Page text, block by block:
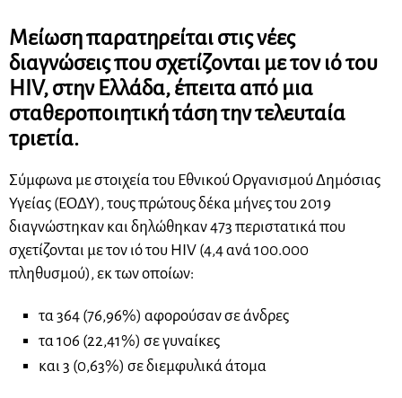
Μείωση παρατηρείται στις νέες
διαγνώσεις που σχετίζονται με τον ιό του
HIV, στην Ελλάδα, έπειτα από μια
σταθεροποιητική τάση την τελευταία
τριετία.
Σύμφωνα με στοιχεία του Εθνικού Οργανισμού Δημόσιας
Υγείας (ΕΟΔΥ), τους πρώτους δέκα μήνες του 2019
διαγνώστηκαν και δηλώθηκαν 473 περιστατικά που
σχετίζονται με τον ιό του HIV (4,4 ανά 100.000
πληθυσμού), εκ των οποίων:
τα 364 (76,96%) αφορούσαν σε άνδρες
τα 106 (22,41%) σε γυναίκες
και 3 (0,63%) σε διεμφυλικά άτομα